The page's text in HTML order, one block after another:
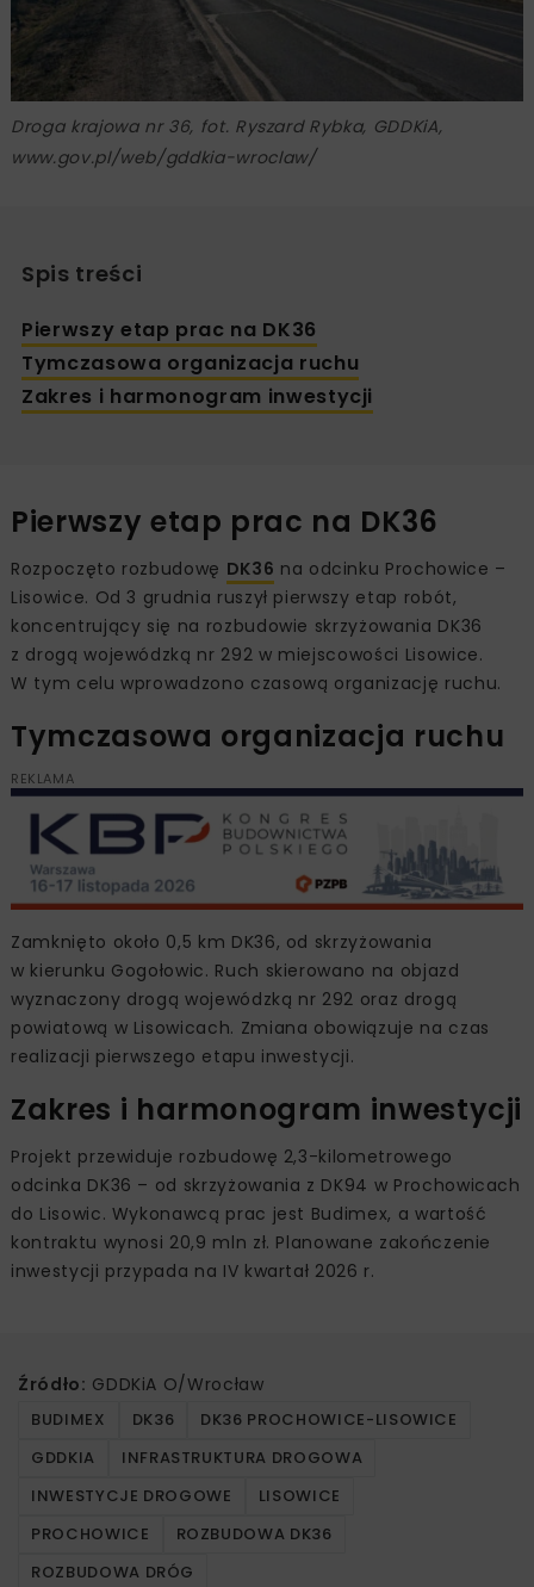
Droga krajowa nr 36, fot. Ryszard Rybka, GDDKiA,
www.gov.pl/web/gddkia-wroclaw/
Spis treści
Pierwszy etap prac na DK36
Tymczasowa organizacja ruchu
Zakres i harmonogram inwestycji
Pierwszy etap prac na DK36
Rozpoczęto rozbudowę DK36 na odcinku Prochowice –
Lisowice. Od 3 grudnia ruszył pierwszy etap robót,
koncentrujący się na rozbudowie skrzyżowania DK36
z drogą wojewódzką nr 292 w miejscowości Lisowice.
W tym celu wprowadzono czasową organizację ruchu.
Tymczasowa organizacja ruchu
REKLAMA
Zamknięto około 0,5 km DK36, od skrzyżowania
w kierunku Gogołowic. Ruch skierowano na objazd
wyznaczony drogą wojewódzką nr 292 oraz drogą
powiatową w Lisowicach. Zmiana obowiązuje na czas
realizacji pierwszego etapu inwestycji.
Zakres i harmonogram inwestycji
Projekt przewiduje rozbudowę 2,3-kilometrowego
odcinka DK36 – od skrzyżowania z DK94 w Prochowicach
do Lisowic. Wykonawcą prac jest Budimex, a wartość
kontraktu wynosi 20,9 mln zł. Planowane zakończenie
inwestycji przypada na IV kwartał 2026 r.
Źródło: GDDKiA O/Wrocław
BUDIMEX DK36
DK36 PROCHOWICE-LISOWICE
GDDKIA
INFRASTRUKTURA DROGOWA
INWESTYCJE DROGOWE
LISOWICE
PROCHOWICE
ROZBUDOWA DK36
ROZBUDOWA DRÓG